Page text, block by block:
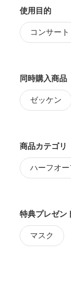
使用目的
コンサー
同時購入商品
ゼッケン
商品カテゴリ
ハーフオー
特典プレゼン
マスク